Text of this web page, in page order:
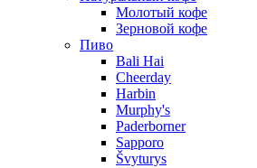
Молотый кофе
Зерновой кофе
Пиво
Bali Hai
Cheerday
Harbin
Murphy's
Paderborner
Sapporo
Švyturys